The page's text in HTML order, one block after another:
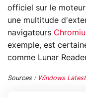
officiel sur le
une multitude
navigateurs
exemple, est
comme Lunar
Sources : Windows Latest